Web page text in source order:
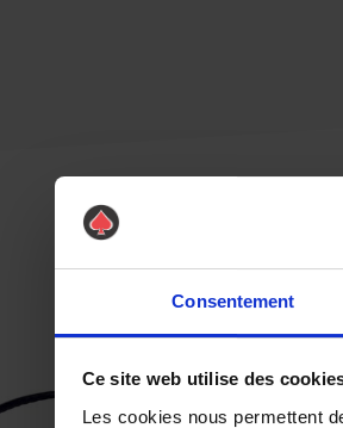
Consentement
Ce site web utilise des
Les cookies nous permettent